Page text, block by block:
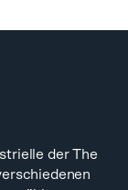
der The